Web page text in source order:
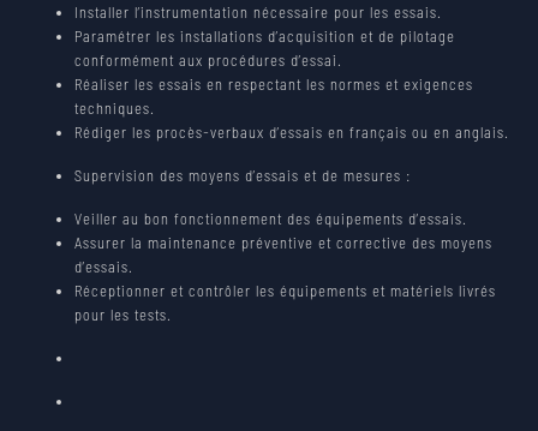
CONTACT
NEWS
PARTNERS
Installer l’instrumentation nécessaire pour les essais.
Paramétrer les installations d’acquisition et de pilotage
conformément aux procédures d’essai.
Réaliser les essais en respectant les normes et exigences
techniques.
Rédiger les procès-verbaux d’essais en français ou en anglais.
Supervision des moyens d’essais et de mesures :
Veiller au bon fonctionnement des équipements d’essais.
Assurer la maintenance préventive et corrective des moyens
d’essais.
Réceptionner et contrôler les équipements et matériels livrés
pour les tests.